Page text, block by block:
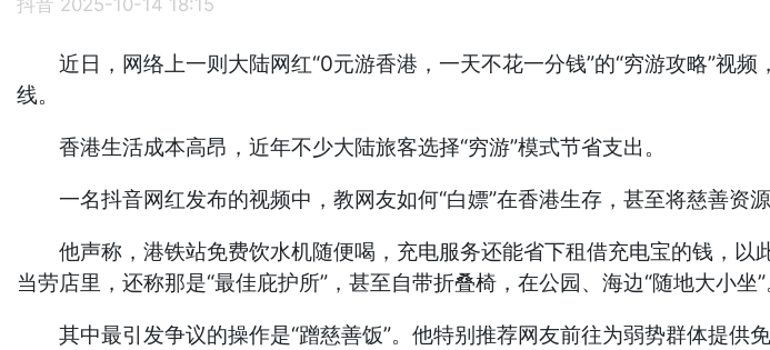
近日，网络上一则大陆网红“0元游香港，一天不花一分钱”的“穷游攻略”视频
线。
香港生活成本高昂，近年不少大陆旅客选择“穷游”模式节省支出。
一名抖音网红发布的视频中，教网友如何“白嫖”在香港生存，甚至将慈善资源
他声称，港铁站免费饮水机随便喝，充电服务还能省下租借充电宝的钱，以
当劳店里，还称那是“最佳庇护所”，甚至自带折叠椅，在公园、海边“随地大小坐”
其中最引发争议的操作是“蹭慈善饭”。他特别推荐网友前往为弱势群体提供